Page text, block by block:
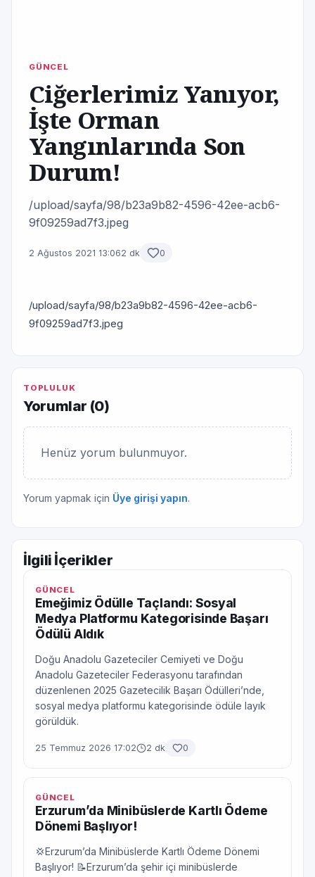
GÜNCEL
Ciğerlerimiz Yanıyor,
İşte Orman
Yangınlarında Son
Durum!
/upload/sayfa/98/b23a9b82-4596-42ee-acb6-
9f09259ad7f3.jpeg
2 Ağustos 2021 13:062 dk 0
/upload/sayfa/98/b23a9b82-4596-42ee-acb6-
9f09259ad7f3.jpeg
TOPLULUK
Yorumlar (0)
Henüz yorum bulunmuyor.
Yorum yapmak için Üye girişi yapın.
İlgili İçerikler
GÜNCEL
Emeğimiz Ödülle Taçlandı: Sosyal
Medya Platformu Kategorisinde Başarı
Ödülü Aldık
Doğu Anadolu Gazeteciler Cemiyeti ve Doğu
Anadolu Gazeteciler Federasyonu tarafından
düzenlenen 2025 Gazetecilik Başarı Ödülleri’nde,
sosyal medya platformu kategorisinde ödüle layık
görüldük.
25 Temmuz 2026 17:02 2 dk 0
GÜNCEL
Erzurum’da Minibüslerde Kartlı Ödeme
Dönemi Başlıyor!
💢Erzurum’da Minibüslerde Kartlı Ödeme Dönemi
Başlıyor! 📝Erzurum’da şehir içi minibüslerde